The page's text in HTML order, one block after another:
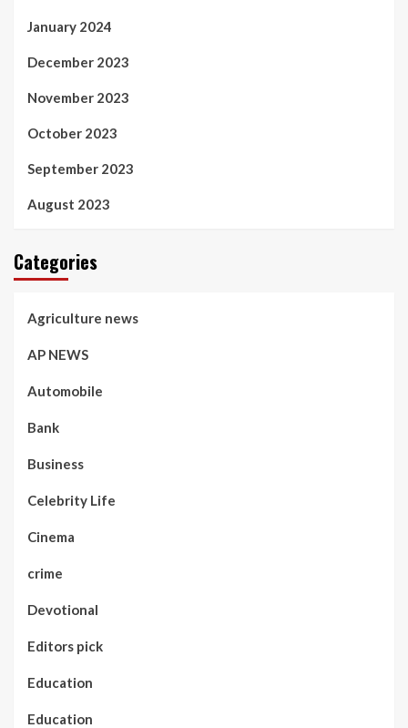
January 2024
December 2023
November 2023
October 2023
September 2023
August 2023
Categories
Agriculture news
AP NEWS
Automobile
Bank
Business
Celebrity Life
Cinema
crime
Devotional
Editors pick
Education
Education